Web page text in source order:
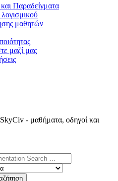
Παραδείγματα
μαθητών
μαζί μας
- μαθήματα, οδηγοί και